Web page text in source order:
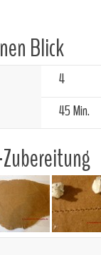
Blick
4
45 Min.